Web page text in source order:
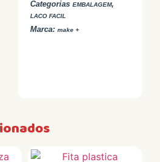
Categorias EMBALAGEM,
LACO FACIL
Marca:make +